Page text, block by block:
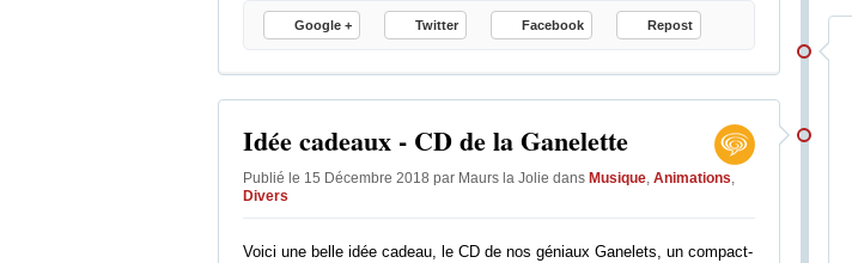
Google + Twitter Facebook Repost
Idée cadeaux - CD de la Ganelette
Publié le 15 Décembre 2018 par Maurs la Jolie dans Musique, Animations,
Divers
Voici une belle idée cadeau, le CD de nos géniaux Ganelets, un compact-